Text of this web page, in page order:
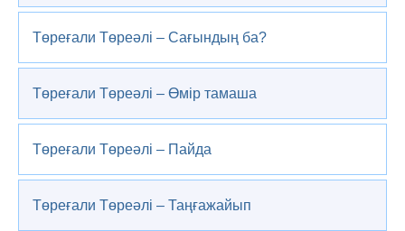
Төреғали Төреәлі – Сағындың ба?
Төреғали Төреәлі – Өмір тамаша
Төреғали Төреәлі – Пайда
Төреғали Төреәлі – Таңғажайып